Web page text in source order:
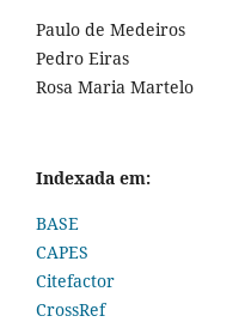
Paulo de Medeiros
Pedro Eiras
Rosa Maria Martelo
Indexada em:
BASE
CAPES
Citefactor
CrossRef